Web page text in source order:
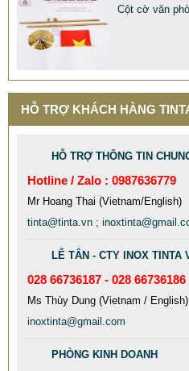
MẪU XE ĐẨY INOX ĐẸP GIÁ
9.577.900 VNĐ
Mẫu: MAU XE DAY
Cột cờ văn
HỖ TRỢ KHÁCH HÀNG
HỖ TRỢ THÔNG TIN
Hotline / Zalo : 0987636779
Mr Hoang Thai (Vietnam/English)
tinta@tinta.vn ;
LỄ TÂN - CTY INOX TINTA
028 66736187 - 028 66736186
Ms Thùy Dung (Vietnam / English)
inoxtinta@gmail.com
PHÒNG KINH DOANH